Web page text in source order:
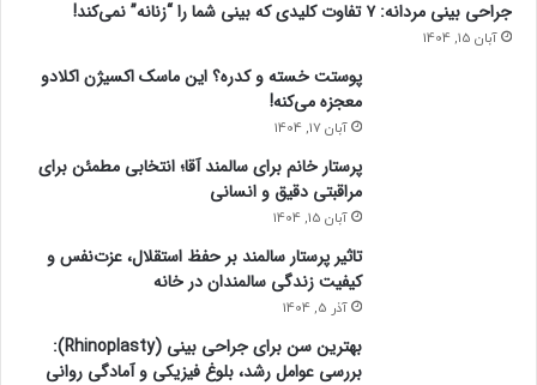
جراحی بینی مردانه: ۷ تفاوت کلیدی که بینی شما را “زنانه” نمی‌کند!
آبان 15, 1404
پوستت خسته و کدره؟ این ماسک اکسیژن اکلادو
معجزه می‌کنه!
آبان 17, 1404
پرستار خانم برای سالمند آقا؛ انتخابی مطمئن برای
مراقبتی دقیق و انسانی
آبان 15, 1404
تاثیر پرستار سالمند بر حفظ استقلال، عزت‌نفس و
کیفیت زندگی سالمندان در خانه
آذر 5, 1404
بهترین سن برای جراحی بینی (Rhinoplasty):
بررسی عوامل رشد، بلوغ فیزیکی و آمادگی روانی